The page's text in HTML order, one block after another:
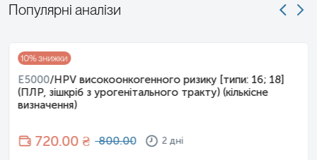
Популярні аналізи
10% знижки
E5000/HPV високоонкогенного ризику [типи: 16; 18]
(ПЛР, зішкріб з урогенітального тракту) (кількісне
визначення)
720.00 ₴ 800.00 2 дні